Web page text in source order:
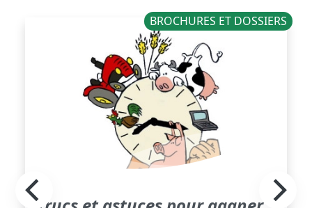
BROCHURES ET DOSSIERS